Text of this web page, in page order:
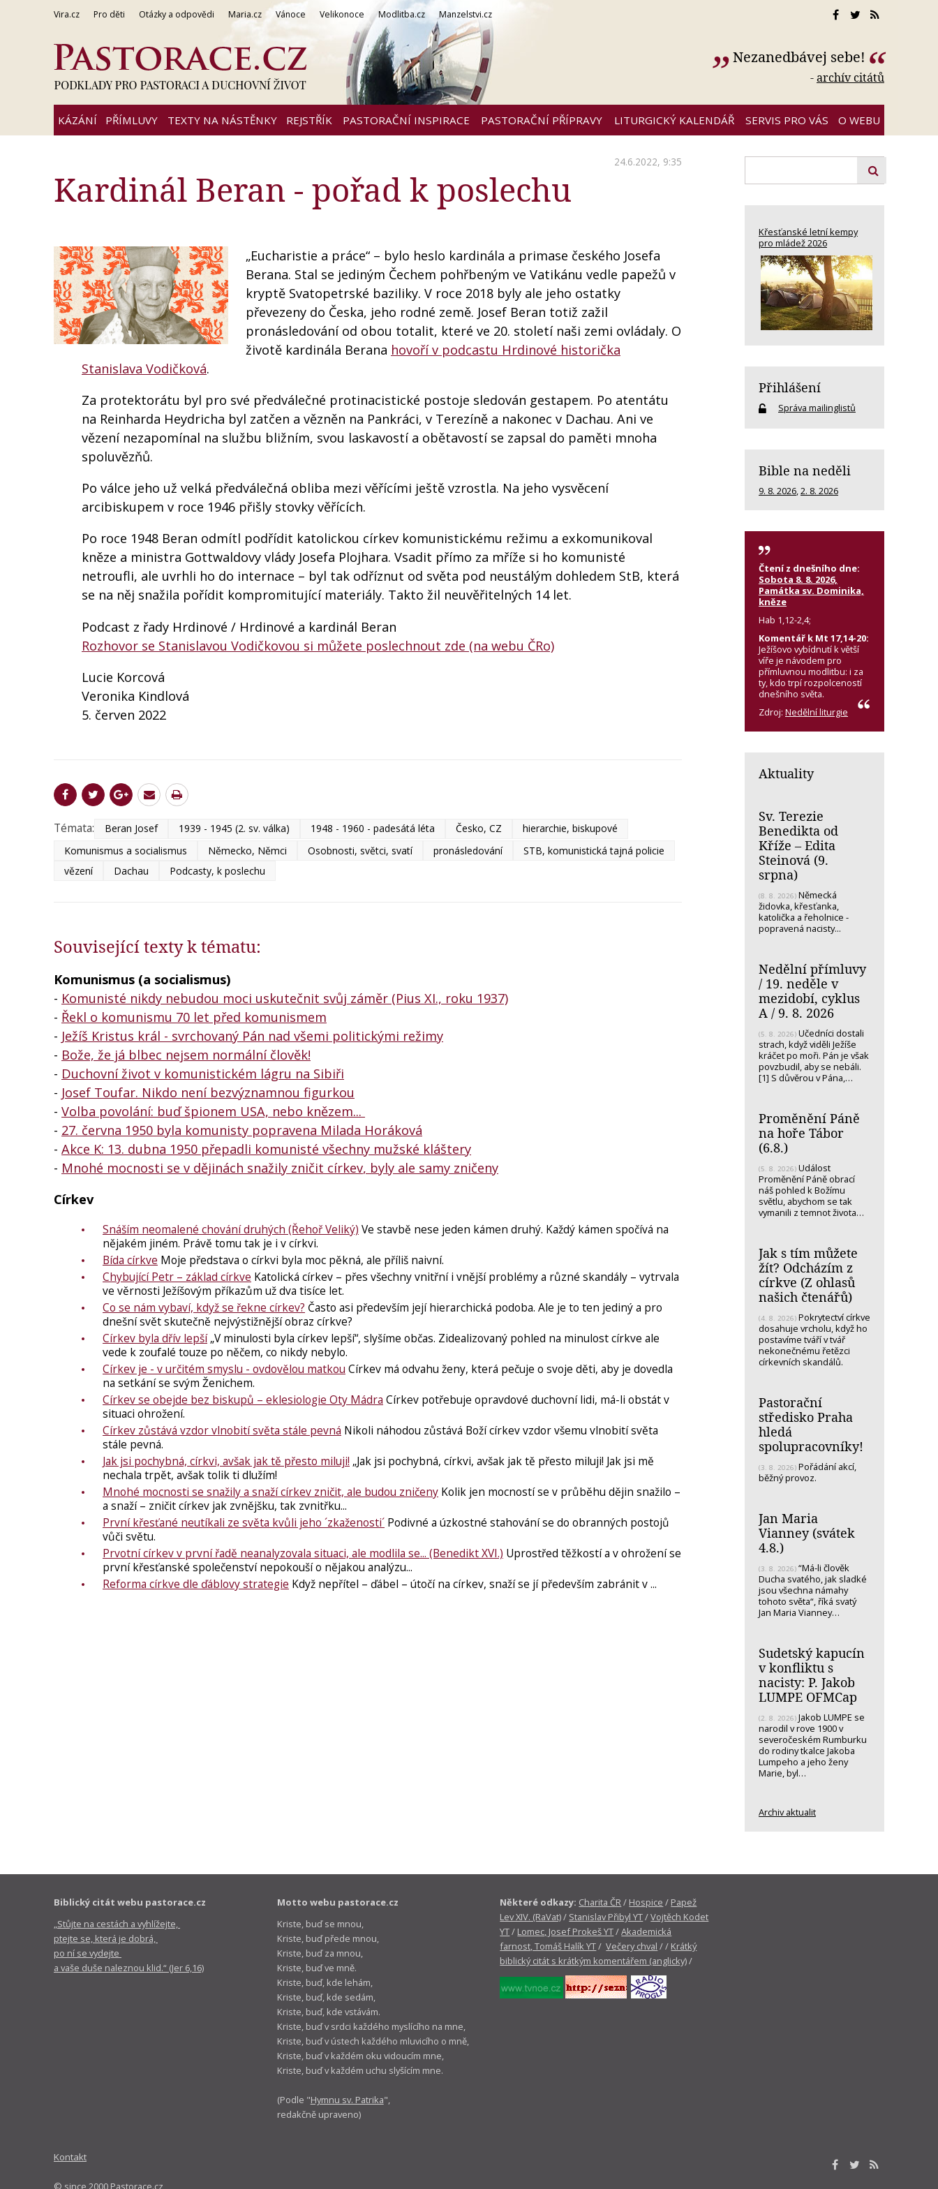
Vira.cz Pro děti Otázky a odpovědi Maria.cz Vánoce Velikonoce Modlitba.cz Manzelstvi.cz
Nezanedbávej sebe!
-archív citátů
KÁZÁNÍ PŘÍMLUVY TEXTY NA NÁSTĚNKY REJSTŘÍK PASTORAČNÍ INSPIRACE PASTORAČNÍ PŘÍPRAVY LITURGICKÝ KALENDÁŘ SERVIS PRO VÁS O WEBU
24.6.2022, 9:35
Kardinál Beran - pořad k poslechu
„Eucharistie a práce“ – bylo heslo kardinála a primase českého Josefa
Berana. Stal se jediným Čechem pohřbeným ve Vatikánu vedle papežů v
kryptě Svatopetrské baziliky. V roce 2018 byly ale jeho ostatky
převezeny do Česka, jeho rodné země. Josef Beran totiž zažil
pronásledování od obou totalit, které ve 20. století naši zemi ovládaly. O
životě kardinála Berana hovoří v podcastu Hrdinové historička
Stanislava Vodičková.
Za protektorátu byl pro své předválečné protinacistické postoje sledován gestapem. Po atentátu
na Reinharda Heydricha byl zatčen a vězněn na Pankráci, v Terezíně a nakonec v Dachau. Ani ve
vězení nezapomínal na službu bližním, svou laskavostí a obětavostí se zapsal do paměti mnoha
spoluvězňů.
Po válce jeho už velká předválečná obliba mezi věřícími ještě vzrostla. Na jeho vysvěcení
arcibiskupem v roce 1946 přišly stovky věřících.
Po roce 1948 Beran odmítl podřídit katolickou církev komunistickému režimu a exkomunikoval
kněze a ministra Gottwaldovy vlády Josefa Plojhara. Vsadit přímo za mříže si ho komunisté
netroufli, ale uvrhli ho do internace – byl tak odříznut od světa pod neustálým dohledem StB, která
se na něj snažila pořídit kompromitující materiály. Takto žil neuvěřitelných 14 let.
Podcast z řady Hrdinové / Hrdinové a kardinál Beran
Rozhovor se Stanislavou Vodičkovou si můžete poslechnout zde (na webu ČRo)
Lucie Korcová
Veronika Kindlová
5. červen 2022
Témata: Beran Josef 1939 - 1945 (2. sv. válka) 1948 - 1960 - padesátá léta Česko, CZ
hierarchie, biskupové
Komunismus a socialismus
Německo, Němci Osobnosti, světci, svatí pronásledování
STB, komunistická tajná policie
vězení
Dachau Podcasty, k poslechu
Související texty k tématu:
Komunismus (a socialismus)
- Komunisté nikdy nebudou moci uskutečnit svůj záměr (Pius XI., roku 1937)
- Řekl o komunismu 70 let před komunismem
- Ježíš Kristus král - svrchovaný Pán nad všemi politickými režimy
- Bože, že já blbec nejsem normální člověk!
- Duchovní život v komunistickém lágru na Sibiři
- Josef Toufar. Nikdo není bezvýznamnou figurkou
- Volba povolání: buď špionem USA, nebo knězem...
- 27. června 1950 byla komunisty popravena Milada Horáková
- Akce K: 13. dubna 1950 přepadli komunisté všechny mužské kláštery
- Mnohé mocnosti se v dějinách snažily zničit církev, byly ale samy zničeny
Církev
Snáším neomalené chování druhých (Řehoř Veliký) Ve stavbě nese jeden kámen druhý. Každý kámen spočívá na
nějakém jiném. Právě tomu tak je i v církvi.
Bída církve Moje představa o církvi byla moc pěkná, ale příliš naivní.
Chybující Petr – základ církve Katolická církev – přes všechny vnitřní i vnější problémy a různé skandály – vytrvala
ve věrnosti Ježíšovým příkazům už dva tisíce let.
Co se nám vybaví, když se řekne církev? Často asi především její hierarchická podoba. Ale je to ten jediný a pro
dnešní svět skutečně nejvýstižnější obraz církve?
Církev byla dřív lepší„V minulosti byla církev lepší“, slyšíme občas. Zidealizovaný pohled na minulost církve ale
vede k zoufalé touze po něčem, co nikdy nebylo.
Církev je - v určitém smyslu - ovdovělou matkou Církev má odvahu ženy, která pečuje o svoje děti, aby je dovedla
na setkání se svým Ženichem.
Církev se obejde bez biskupů – eklesiologie Oty Mádra Církev potřebuje opravdové duchovní lidi, má-li obstát v
situaci ohrožení.
Církev zůstává vzdor vlnobití světa stále pevná Nikoli náhodou zůstává Boží církev vzdor všemu vlnobití světa
stále pevná.
Jak jsi pochybná, církvi, avšak jak tě přesto miluji! „Jak jsi pochybná, církvi, avšak jak tě přesto miluji! Jak jsi mě
nechala trpět, avšak tolik ti dlužím!
Mnohé mocnosti se snažily a snaží církev zničit, ale budou zničeny Kolik jen mocností se v průběhu dějin snažilo –
a snaží – zničit církev jak zvnějšku, tak zvnitřku...
První křesťané neutíkali ze světa kvůli jeho ´zkaženosti´ Podivné a úzkostné stahování se do obranných postojů
vůči světu.
Prvotní církev v první řadě neanalyzovala situaci, ale modlila se... (Benedikt XVI.) Uprostřed těžkostí a v ohrožení se
první křesťanské společenství nepokouší o nějakou analýzu...
Reforma církve dle ďáblovy strategie Když nepřítel – ďábel – útočí na církev, snaží se jí především zabránit v ...
Křesťanské letní kempy
pro mládež 2026
Přihlášení
Správa mailinglistů
Bible na neděli
9. 8. 2026 2. 8. 2026
Čtení z dnešního dne:
Sobota 8. 8. 2026,
Památka sv. Dominika,
kněze
Hab 1,12-2,4;
Komentář k Mt 17,14-20:
Ježíšovo vybídnutí k větší
víře je návodem pro
přímluvnou modlitbu: i za
ty, kdo trpí rozpolceností
dnešního světa.
Zdroj: Nedělní liturgie
Aktuality
Sv. Terezie
Benedikta od
Kříže – Edita
Steinová (9.
srpna)
(8. 8. 2026) Německá
židovka, křesťanka,
katolička a řeholnice -
popravená nacisty...
Nedělní přímluvy
/ 19. neděle v
mezidobí, cyklus
A / 9. 8. 2026
(5. 8. 2026) Učedníci dostali
strach, když viděli Ježíše
kráčet po moři. Pán je však
povzbudil, aby se nebáli.
[1] S důvěrou v Pána,…
Proměnění Páně
na hoře Tábor
(6.8.)
(5. 8. 2026) Událost
Proměnění Páně obrací
náš pohled k Božímu
světlu, abychom se tak
vymanili z temnot života…
Jak s tím můžete
žít? Odcházím z
církve (Z ohlasů
našich čtenářů)
(4. 8. 2026) Pokrytectví církve
dosahuje vrcholu, když ho
postavíme tváří v tvář
nekonečnému řetězci
církevních skandálů.
Pastorační
středisko Praha
hledá
spolupracovníky!
(3. 8. 2026) Pořádání akcí,
běžný provoz.
Jan Maria
Vianney (svátek
4.8.)
(3. 8. 2026) “Má-li člověk
Ducha svatého, jak sladké
jsou všechna námahy
tohoto světa“, říká svatý
Jan Maria Vianney…
Sudetský kapucín
v konfliktu s
nacisty: P. Jakob
LUMPE OFMCap
(2. 8. 2026) Jakob LUMPE se
narodil v rove 1900 v
severočeském Rumburku
do rodiny tkalce Jakoba
Lumpeho a jeho ženy
Marie, byl…
Archiv aktualit
Biblický citát webu pastorace.cz
„Stůjte na cestách a vyhlížejte,
ptejte se, která je dobrá,
po ní se vydejte
a vaše duše naleznou klid.“ (Jer 6,16)
Motto webu pastorace.cz
Kriste, buď se mnou,
Kriste, buď přede mnou,
Kriste, buď za mnou,
Kriste, buď ve mně.
Kriste, buď, kde lehám,
Kriste, buď, kde sedám,
Kriste, buď, kde vstávám.
Kriste, buď v srdci každého myslícího na mne,
Kriste, buď v ústech každého mluvicího o mně,
Kriste, buď v každém oku vidoucím mne,
Kriste, buď v každém uchu slyšícím mne.
(Podle "Hymnu sv. Patrika",
redakčně upraveno)
Některé odkazy: Charita ČR / Hospice / Papež
Lev XIV. (RaVat)/ Stanislav Přibyl YT/Vojtěch Kodet
YT/ Lomec, Josef Prokeš YT/Akademická
farnost, Tomáš Halík YT/Večery chval / / Krátký
biblický citát s krátkým komentářem (anglicky)/
Kontakt
© since 2000 Pastorace.cz